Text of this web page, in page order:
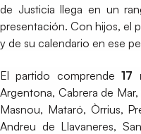
de Justicia llega en un
presentación. Con hijos, el
y de su calendario en ese
El partido comprende17
Argentona, Cabrera de Mar,
Masnou, Mataró, Òrrius,
Andreu de Llavaneres,